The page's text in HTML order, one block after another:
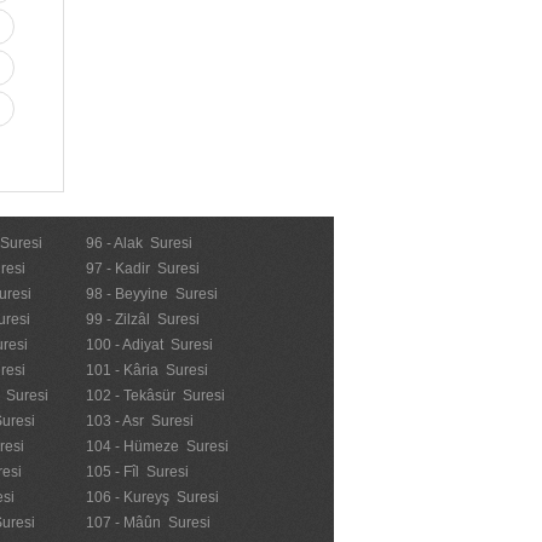
Suresi
96 - Alak Suresi
97 - Kadir Suresi
98 - Beyyine Suresi
99 - Zilzâl Suresi
100 - Adiyat Suresi
101 - Kâria Suresi
102 - Tekâsür Suresi
103 - Asr Suresi
104 - Hümeze Suresi
105 - Fîl Suresi
106 - Kureyş Suresi
107 - Mâûn Suresi